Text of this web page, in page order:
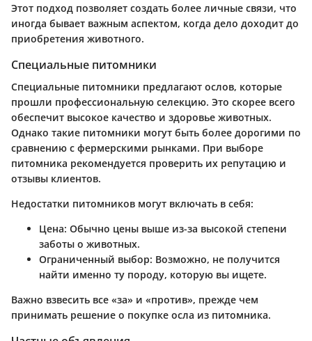
Этот подход позволяет создать более личные связи, что
иногда бывает важным аспектом, когда дело доходит до
приобретения животного.
Специальные питомники
Специальные питомники предлагают ослов, которые
прошли профессиональную селекцию. Это скорее всего
обеспечит высокое качество и здоровье животных.
Однако такие питомники могут быть более дорогими по
сравнению с фермерскими рынками. При выборе
питомника рекомендуется проверить их репутацию и
отзывы клиентов.
Недостатки питомников могут включать в себя:
Цена: Обычно цены выше из-за высокой степени
заботы о животных.
Ограниченный выбор: Возможно, не получится
найти именно ту породу, которую вы ищете.
Важно взвесить все «за» и «против», прежде чем
принимать решение о покупке осла из питомника.